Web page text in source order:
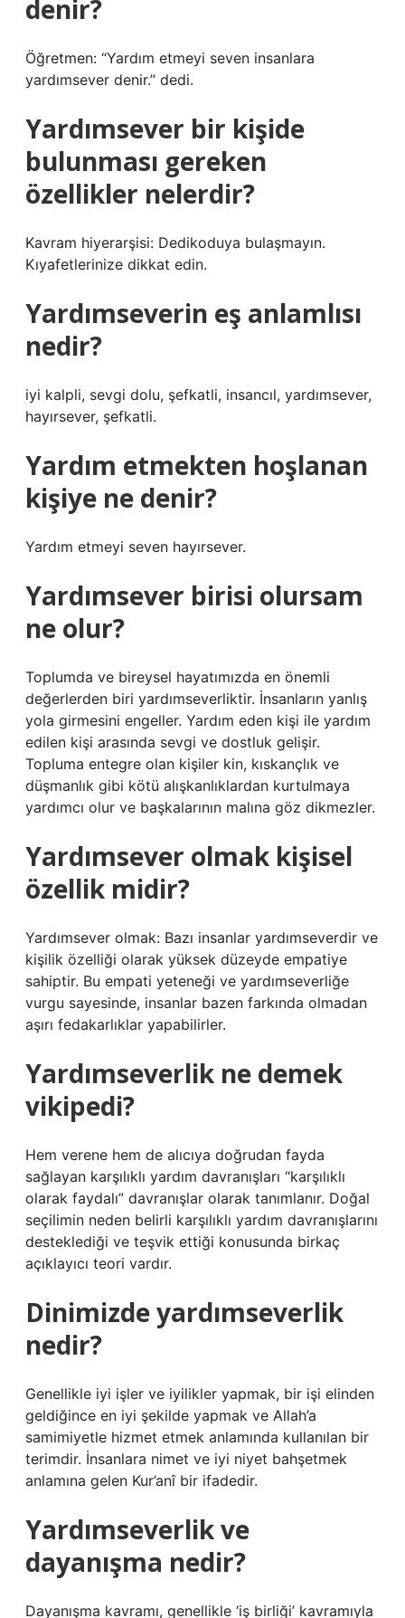
denir?
Öğretmen: “Yardım etmeyi seven insanlara
yardımsever denir.” dedi.
Yardımsever bir kişide
bulunması gereken
özellikler nelerdir?
Kavram hiyerarşisi: Dedikoduya bulaşmayın.
Kıyafetlerinize dikkat edin.
Yardımseverin eş anlamlısı
nedir?
iyi kalpli, sevgi dolu, şefkatli, insancıl, yardımsever,
hayırsever, şefkatli.
Yardım etmekten hoşlanan
kişiye ne denir?
Yardım etmeyi seven hayırsever.
Yardımsever birisi olursam
ne olur?
Toplumda ve bireysel hayatımızda en önemli
değerlerden biri yardımseverliktir. İnsanların yanlış
yola girmesini engeller. Yardım eden kişi ile yardım
edilen kişi arasında sevgi ve dostluk gelişir.
Topluma entegre olan kişiler kin, kıskançlık ve
düşmanlık gibi kötü alışkanlıklardan kurtulmaya
yardımcı olur ve başkalarının malına göz dikmezler.
Yardımsever olmak kişisel
özellik midir?
Yardımsever olmak: Bazı insanlar yardımseverdir ve
kişilik özelliği olarak yüksek düzeyde empatiye
sahiptir. Bu empati yeteneği ve yardımseverliğe
vurgu sayesinde, insanlar bazen farkında olmadan
aşırı fedakarlıklar yapabilirler.
Yardımseverlik ne demek
vikipedi?
Hem verene hem de alıcıya doğrudan fayda
sağlayan karşılıklı yardım davranışları “karşılıklı
olarak faydalı” davranışlar olarak tanımlanır. Doğal
seçilimin neden belirli karşılıklı yardım davranışlarını
desteklediği ve teşvik ettiği konusunda birkaç
açıklayıcı teori vardır.
Dinimizde yardımseverlik
nedir?
Genellikle iyi işler ve iyilikler yapmak, bir işi elinden
geldiğince en iyi şekilde yapmak ve Allah’a
samimiyetle hizmet etmek anlamında kullanılan bir
terimdir. İnsanlara nimet ve iyi niyet bahşetmek
anlamına gelen Kur’anî bir ifadedir.
Yardımseverlik ve
dayanışma nedir?
Dayanışma kavramı, genellikle ‘iş birliği’ kavramıyla